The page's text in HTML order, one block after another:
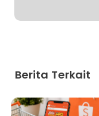
Berita Terkait